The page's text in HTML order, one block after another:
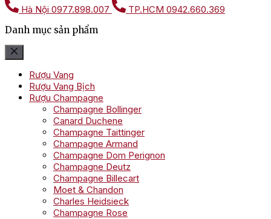
Hà Nội 0977.898.007 TP.HCM 0942.660.369
Danh mục sản phẩm
Rượu Vang
Rượu Vang Bịch
Rượu Champagne
Champagne Bollinger
Canard Duchene
Champagne Taittinger
Champagne Armand
Champagne Dom Perignon
Champagne Deutz
Champagne Billecart
Moet & Chandon
Charles Heidsieck
Champagne Rose